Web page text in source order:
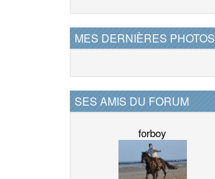
MES DERNIÈRES PHOTOS
SES AMIS DU FORUM
forboy